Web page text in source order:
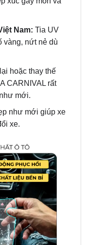
Nam:Tia UV
nứt nẻ dù
hoặc thay thế
CARNIVAL rất
mới.
như mới giúp xe
xe.